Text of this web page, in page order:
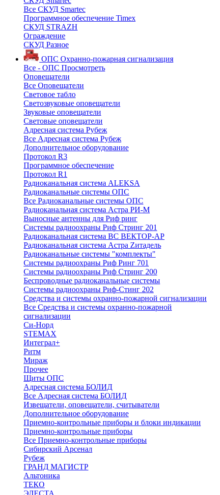
Все СКУД Smartec
Программное обеспечение Timex
СКУД STRAZH
Ограждение
СКУД Разное
ОПС Охранно-пожарная сигнализация
Все - ОПС Просмотреть
Оповещатели
Все Оповещатели
Световое табло
Светозвуковые оповещатели
Звуковые оповещатели
Световые оповещатели
Адресная система Рубеж
Все Адресная система Рубеж
Дополнительное оборудование
Протокол R3
Программное обеспечение
Протокол R1
Радиоканальная система ALEKSA
Радиоканальные системы ОПС
Все Радиоканальные системы ОПС
Радиоканальная система Астра РИ-М
Выносные антенны для Риф ринг
Системы радиоохраны Риф Стринг 201
Радиоканальная система ВС ВЕКТОР-АР
Радиоканальная система Астра Zитадель
Радиоканальные системы "комплекты"
Системы радиоохраны Риф Ринг 701
Системы радиоохраны Риф Стринг 200
Беспроводные радиоканальные системы
Системы радиоохраны Риф-Стинг 202
Средства и системы охранно-пожарной сигнализации
Все Средства и системы охранно-пожарной
сигнализации
Си-Норд
STEMAX
Интеграл+
Ритм
Мираж
Прочее
Щиты ОПС
Адресная система БОЛИД
Все Адресная система БОЛИД
Извещатели, оповещатели, считыватели
Дополнительное оборудование
Приемно-контрольные приборы и блоки индикации
Приемно-контрольные приборы
Все Приемно-контрольные приборы
Сибирский Арсенал
Рубеж
ГРАНД МАГИСТР
Альтоника
ТЕКО
ЭЛЕСТА